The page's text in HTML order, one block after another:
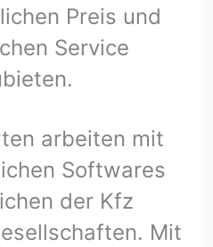
Preis und
Service
arbeiten mit
Softwares
der Kfz
Mit